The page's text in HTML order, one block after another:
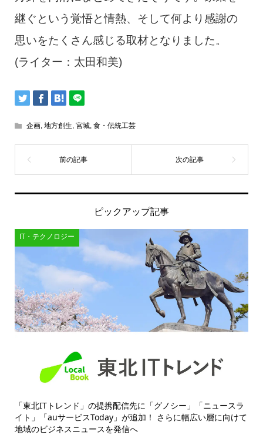
継ぐという覚悟と情熱、そして何より感謝の
思いをたくさん感じる取材となりました。
(ライター：太田和美)
企画, 地方創生, 宮城, 食・伝統工芸
ピックアップ記事
IT・テクノロジー
「東北ITトレンド」の提携配信先に「グノシー」「ニュースラ
イト」「auサービスToday」が追加！ さらに幅広い層に向けて
地域のビジネスニュースを発信へ